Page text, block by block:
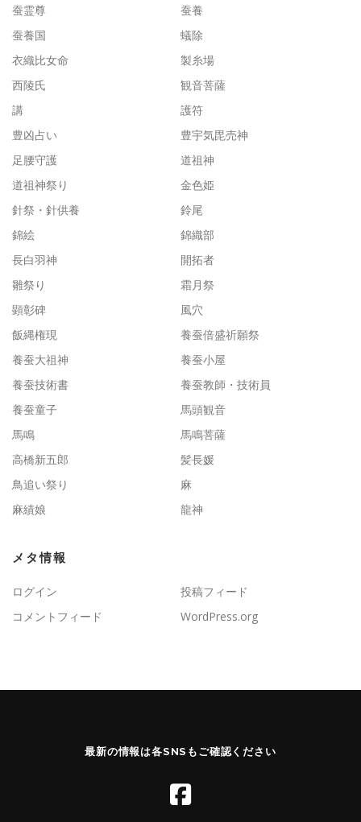
蚕霊尊
蚕養
蚕養国
蟻除
衣織比女命
製糸場
西陵氏
観音菩薩
講
護符
豊凶占い
豊宇気毘売神
足腰守護
道祖神
道祖神祭り
金色姫
針祭・針供養
鈴尾
錦絵
錦織部
長白羽神
開拓者
雛祭り
霜月祭
顕彰碑
風穴
飯縄権現
養蚕倍盛祈願祭
養蚕大祖神
養蚕小屋
養蚕技術書
養蚕教師・技術員
養蚕童子
馬頭観音
馬鳴
馬鳴菩薩
高橋新五郎
髪長媛
鳥追い祭り
麻
麻績娘
龍神
メタ情報
ログイン
投稿フィード
コメントフィード
WordPress.org
最新の情報は各SNSもご確認ください